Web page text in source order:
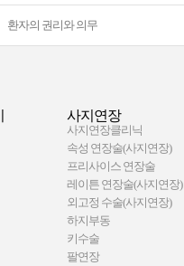
환자의 권리와 의무
사지연장
사지연장클리닉
속성 연장술(사지연장)
프리사이스 연장술
레이튼 연장술(사지연장)
외고정 수술(사지연장)
하지부동
키수술
팔연장